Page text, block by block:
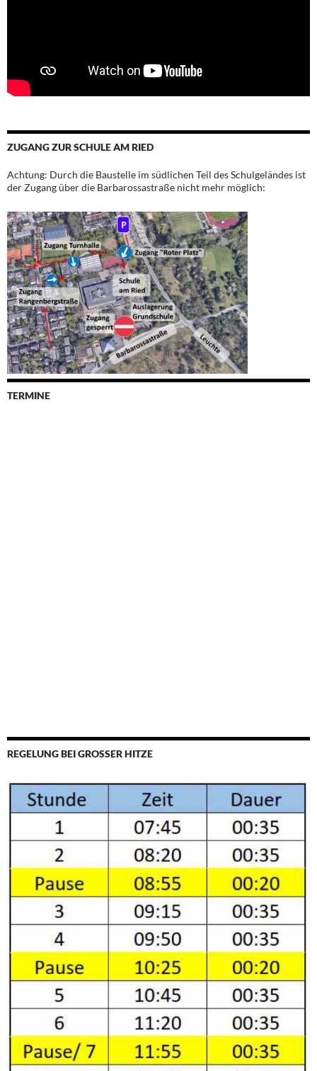
ZUGANG ZUR SCHULE AM RIED
Achtung: Durch die Baustelle im südlichen Teil des Schulgeländes ist
der Zugang über die Barbarossastraße nicht mehr möglich:
TERMINE
REGELUNG BEI GROSSER HITZE